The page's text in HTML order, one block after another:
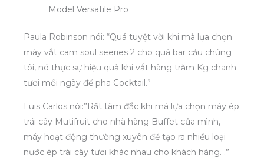
Model Versatile Pro
Paula Robinson nói: “Quá tuyệt vời khi mà lựa chọn
máy vắt cam soul seeries 2 cho quá bar cảu chúng
tôi, nó thực sự hiệu quả khi vắt hàng trăm Kg chanh
tươi mỗi ngày để pha Cocktail.”
Luis Carlos nói:”Rất tâm đắc khi mà lựa chọn máy ép
trái cây Mutifruit cho nhà hàng Buffet của mình,
máy hoạt động thường xuyên để tạo ra nhiều loại
nước ép trái cây tươi khác nhau cho khách hàng. .”